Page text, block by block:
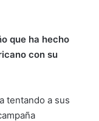
que ha hecho
con su
tentando a sus